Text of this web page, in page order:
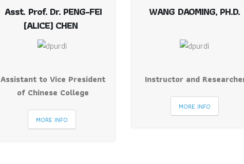
Asst.​ Prof. Dr. PENG-FEI
(ALICE) CHEN
Assistant to Vice President
of Chinese College
MORE INFO
WANG DAOMING, PH.D.
Instructor and
MORE INFO